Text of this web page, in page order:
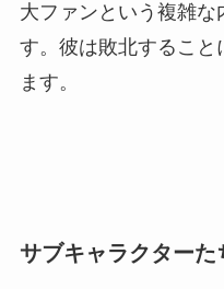
大ファンという複雑
す。彼は敗北するこ
ます。
サブキャラクターた